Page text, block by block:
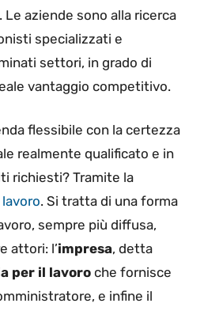
. Le aziende sono alla ricerca
specializzati e
settori, in grado di
vantaggio competitivo.
flessibile con la certezza
realmente qualificato e in
richiesti? Tramite la
. Si tratta di una forma
sempre più diffusa,
attori: l’impresa, detta
per il lavoro che fornisce
e infine il